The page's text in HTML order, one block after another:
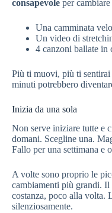
consapevole per
Una camminata
Un video di
4 canzoni ballate in
Più ti muovi, più ti
minuti potrebbero
Inizia da una sola
Non serve iniziare tutte e
domani. Scegline una.
Fallo per una settimana e
A volte sono proprio le
cambiamenti più grandi. Il
costanza, poco alla volta.
silenziosamente.